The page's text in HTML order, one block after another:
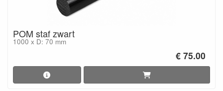
POM staf zwart
1000 x D: 70 mm
€ 75.00